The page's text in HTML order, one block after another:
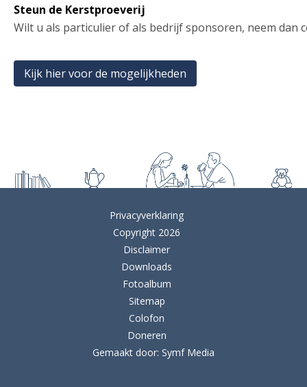
Steun de Kerstproeverij
Wilt u als particulier of als bedrijf sponsoren, neem dan
Kijk hier voor de mogelijkheden
Privacyverklaring
Copyright 2026
Disclaimer
Downloads
Fotoalbum
Sitemap
Colofon
Doneren
Gemaakt door: Symf Media